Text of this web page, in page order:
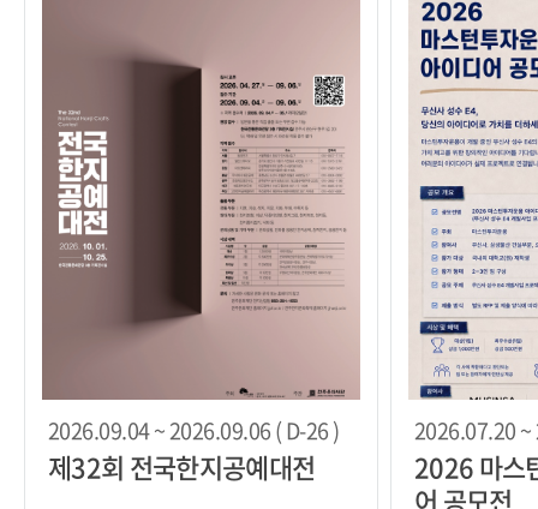
2026.09.04 ~ 2026.09.06 ( D-26 )
제32회 전국한지공예대전
2026.07.20 ~
2026 마스
어 공모전